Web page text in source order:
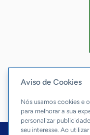
Aviso de Cookies
Nós usamos cookies e
para melhorar a sua
personalizar
seu interesse. Ao